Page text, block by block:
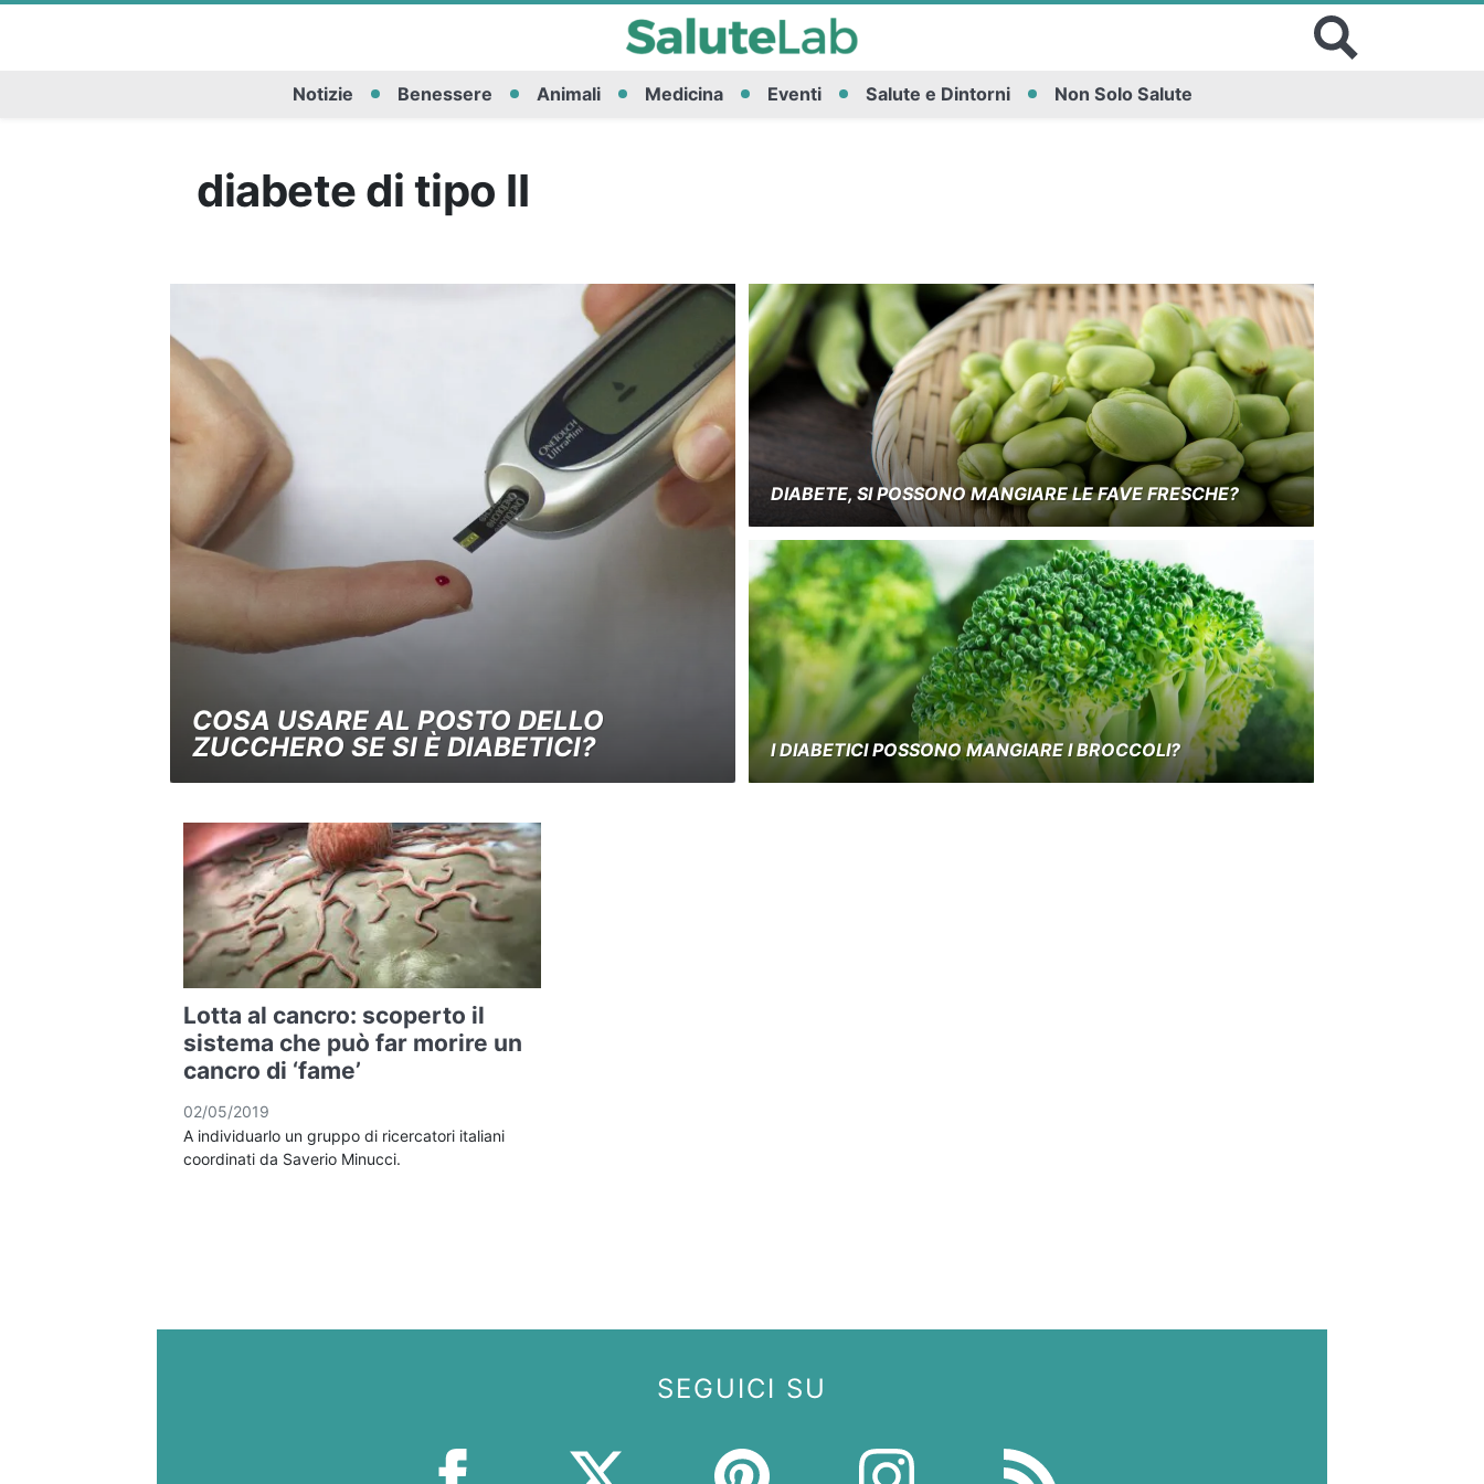
Notizie Benessere Animali Medicina Eventi Salute e Dintorni Non Solo Salute
diabete di tipo II
COSA USARE AL POSTO DELLO
ZUCCHERO SE SI È DIABETICI?
DIABETE, SI POSSONO MANGIARE LE FAVE FRESCHE?
I DIABETICI POSSONO MANGIARE I BROCCOLI?
Lotta al cancro: scoperto il
sistema che può far morire un
cancro di ‘fame’
02/05/2019
A individuarlo un gruppo di ricercatori italiani
coordinati da Saverio Minucci.
SEGUICI SU